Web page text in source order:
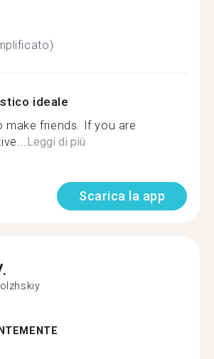
ideale
make friends. If you are
Leggi di più
Scarica la app